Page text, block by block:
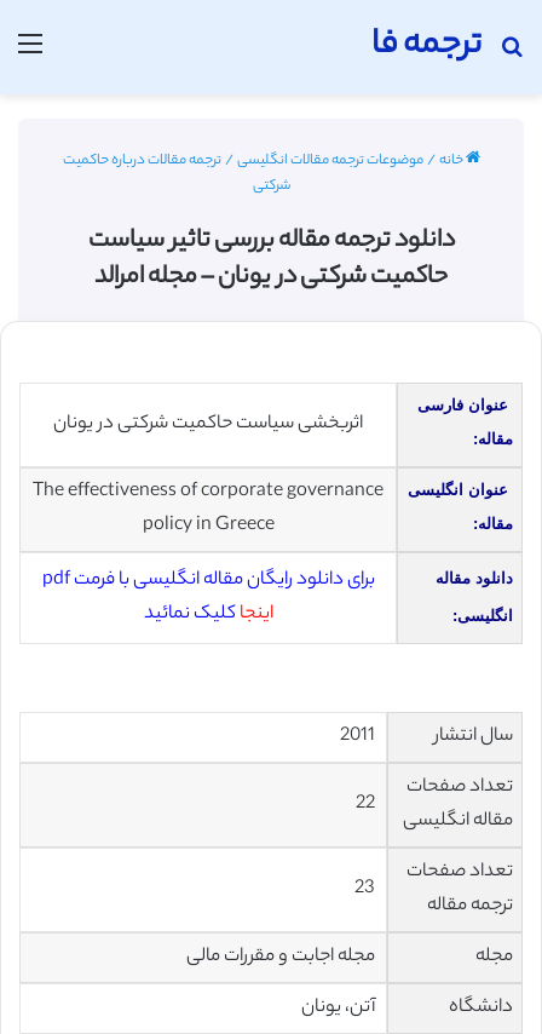
ترجمه فا
جستجو برای
خانه/موضوعات ترجمه مقالات انگلیسی/ترجمه مقالات درباره حاکمیت
شرکتی
دانلود ترجمه مقاله بررسی تاثیر سیاست
حاکمیت شرکتی در یونان – مجله امرالد
عنوان فارسی
مقاله:
اثربخشی سیاست حاکمیت شرکتی در یونان
عنوان انگلیسی
مقاله:
The effectiveness of corporate governance
policy in Greece
دانلود مقاله
انگلیسی:
برای دانلود رایگان مقاله انگلیسی با فرمت pdf
اینجاکلیک نمائید
سال انتشار
تعداد صفحات
مقاله انگلیسی
تعداد صفحات
ترجمه مقاله
مجله
مجله اجابت و مقررات مالی
دانشگاه
آتن، یونان